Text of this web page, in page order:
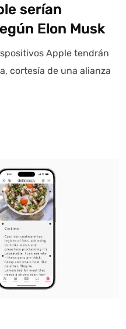
serían
Elon Musk
Apple tendrán
cortesía de una alianza
¿Qué estás
(OpenAI) ofrece
contener errores.
optimiza